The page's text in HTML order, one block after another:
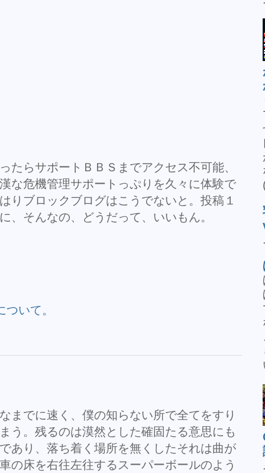
たらサポートＢＢＳまでアクセス不可能、
な危機管理サポートっぷりを久々に体験で
りブロックブログはこうでないと。投稿１
、そんなの、どうだって、いいもん。
いて。
までに速く、僕の知らない所で全てをすり
う。残るのは漠然とした確固たる意思にも
あり、落ち着く場所を無くしたそれは曲が
の床を右往左往するスーパーボールのよう